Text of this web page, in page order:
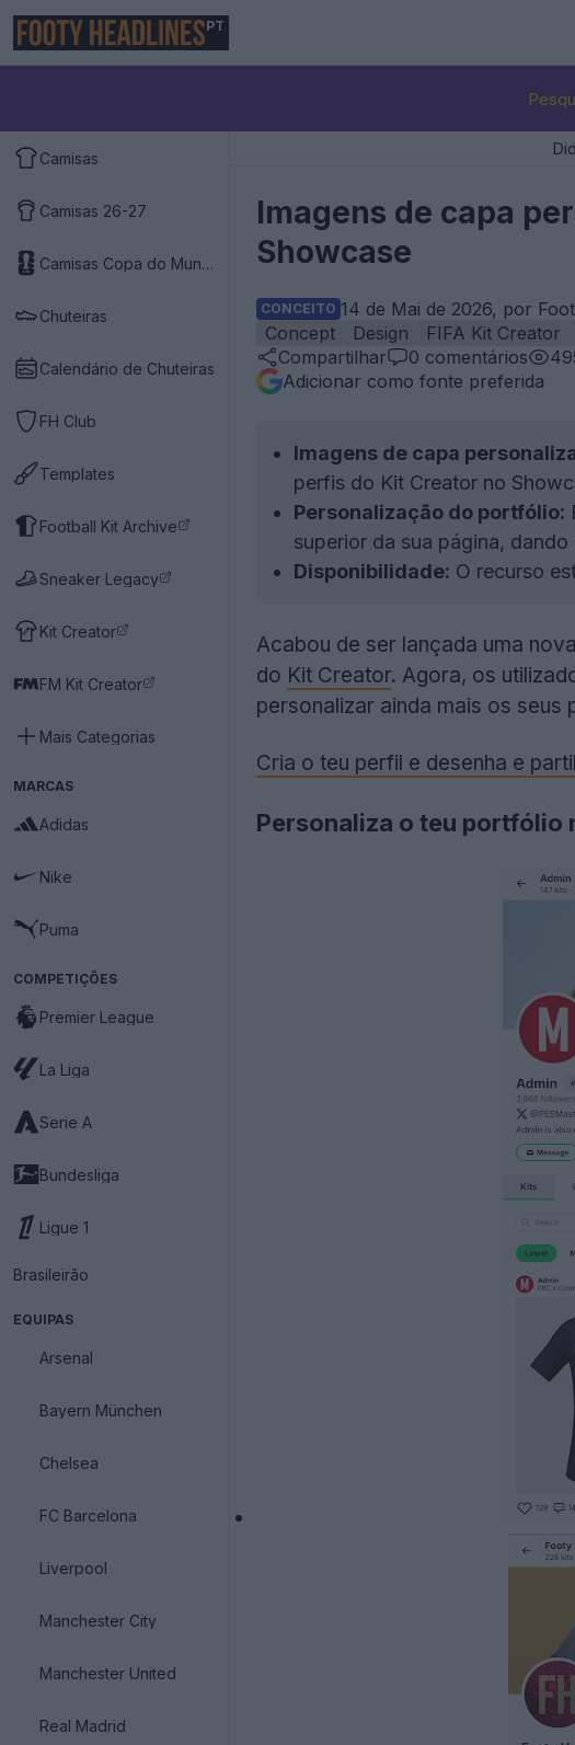
PT
Camisas
Camisas 26-27
Camisas Copa do Mundo 2026
Chuteiras
Calendário de Chuteiras
FH Club
Templates
Football Kit Archive
Sneaker Legacy
Kit Creator
FM Kit Creator
Mais Categorias
MARCAS
Adidas
Nike
Puma
COMPETIÇÕES
Premier League
La Liga
Serie A
Bundesliga
Ligue 1
Brasileirão
EQUIPAS
Arsenal
Bayern München
Chelsea
FC Barcelona
Liverpool
Manchester City
Manchester United
Real Madrid
Imagens de capa
Showcase
CONCEITO 14 de Mai de 2026, por
Concept
Design FIFA Kit Creator
Compartilhar
0 comentários
Adicionar como fonte preferida
Imagens de capa
perfis do Kit Creator no
Personalização do portfólio:
superior da sua página,
Disponibilidade: O recurso
Acabou de ser lançada uma
do Kit Creator. Agora, os
personalizar ainda mais os seus
Cria o teu perfil e desenha e
Personaliza o teu portfólio